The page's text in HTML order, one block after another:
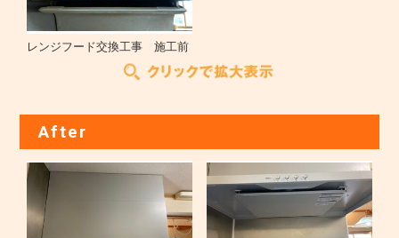
レンジフード交換工事 施工前
After